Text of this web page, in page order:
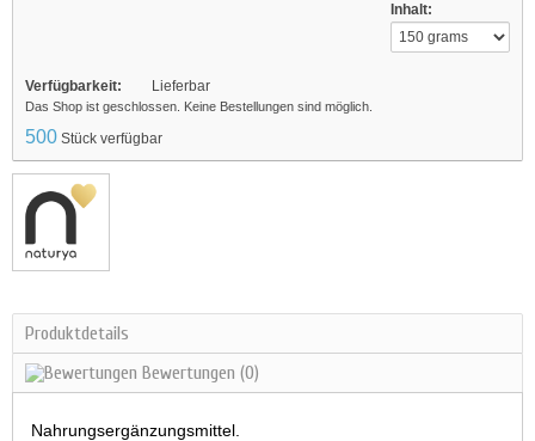
Inhalt:
Verfügbarkeit: Lieferbar
Das Shop ist geschlossen. Keine Bestellungen sind möglich.
500 Stück verfügbar
Produktdetails
Bewertungen (0)
Nahrungsergänzungsmittel.